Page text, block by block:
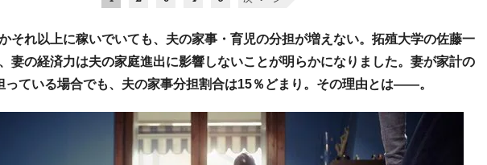
それ以上に稼いでいても、夫の家事・育児の分担が増えない。拓殖大学の佐藤一
妻の経済力は夫の家庭進出に影響しないことが明らかになりました。妻が家計の
っている場合でも、夫の家事分担割合は15％どまり。その理由とは――。